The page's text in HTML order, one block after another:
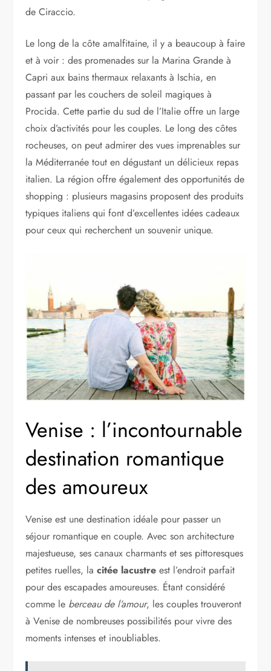
de Ciraccio.
Le long de la côte amalfitaine, il y a beaucoup à faire
et à voir : des promenades sur la Marina Grande à
Capri aux bains thermaux relaxants à Ischia, en
passant par les couchers de soleil magiques à
Procida. Cette partie du sud de l’Italie offre un large
choix d’activités pour les couples. Le long des côtes
rocheuses, on peut admirer des vues imprenables sur
la Méditerranée tout en dégustant un délicieux repas
italien. La région offre également des opportunités de
shopping : plusieurs magasins proposent des produits
typiques italiens qui font d’excellentes idées cadeaux
pour ceux qui recherchent un souvenir unique.
Venise : l’incontournable
destination romantique
des amoureux
Venise est une destination idéale pour passer un
séjour romantique en couple. Avec son architecture
majestueuse, ses canaux charmants et ses pittoresques
petites ruelles, lacitée lacustre est l’endroit parfait
pour des escapades amoureuses. Étant considéré
comme le berceau de l’amour, les couples trouveront
à Venise de nombreuses possibilités pour vivre des
moments intenses et inoubliables.